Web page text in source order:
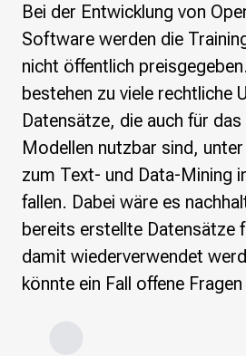
Initiativen für freies Wisses
Bündnis Freie Bildung
Bündnis F5
Das ABC des Freien Wissens
Das WikiLibrary Manifest
GLAM – Kultur- und
Lizenzhinweisgenerator
Monsters of Law
Offene Kulturdaten
Projekt Technische Wünsche
re•shape
Verschlusssache Prüfung
Wissen. Macht. Gerechtigkeit.
Bei der Entwicklung von
Software werden die
nicht öffentlich
bestehen zu viele rechtliche
Datensätze, die auch für
Modellen nutzbar sind,
zum Text- und Data-Mining
fallen. Dabei wäre es
bereits erstellte Datensätze
damit wiederverwendet
könnte ein Fall offene Fragen